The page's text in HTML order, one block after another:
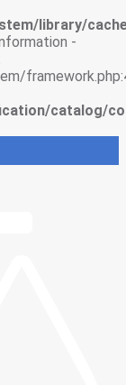
library/
-
catalog/